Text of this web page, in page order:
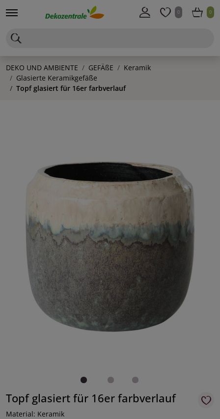
0 0
DEKO UND AMBIENTE GEFÄßE
Keramik
Glasierte Keramikgefäße
Topf glasiert für 16er farbverlauf
Topf glasiert für 16er farbverlauf
Material: Keramik